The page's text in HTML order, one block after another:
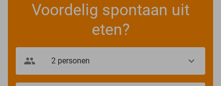
Voordelig spontaan uit
eten?